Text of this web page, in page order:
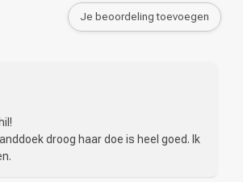
Je beoordeling toevoegen
droog haar doe is heel goed. Ik